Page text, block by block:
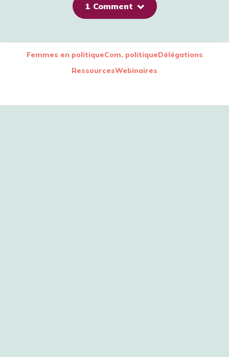
1 Comment
Femmes en politiqueCom. politiqueDélégations
RessourcesWebinaires